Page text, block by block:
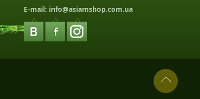
E-mail: info@asiamshop.com.ua